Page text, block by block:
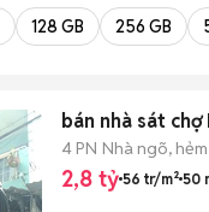
128 GB 256 GB
4 PN Nhà ngõ, hẻm
2,8 tỷ 56 tr/m² 50